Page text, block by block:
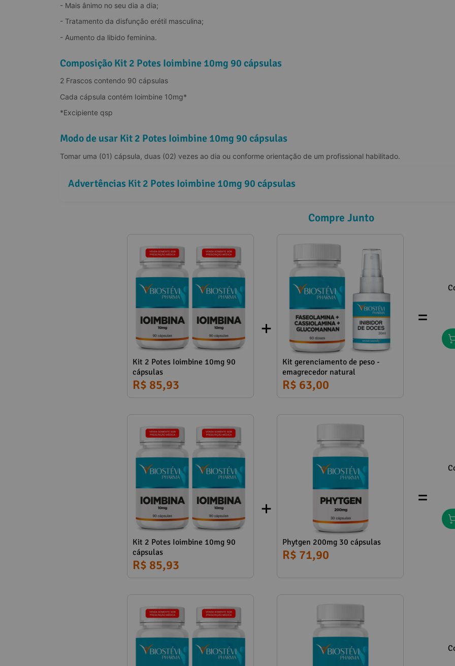
- Mais ânimo no seu dia a dia;
- Tratamento da disfunção erétil masculina;
- Aumento da libido feminina.
Composição Kit 2 Potes Ioimbine 10mg 90 cápsulas
2 Frascos contendo 90 cápsulas
Cada cápsula contém Ioimbine 10mg*
*Excipiente qsp
Modo de usar Kit 2 Potes Ioimbine 10mg 90 cápsulas
Tomar uma (01) cápsula, duas (02) vezes ao dia ou conforme orientação de um profissional habilitado.
Advertências Kit 2 Potes Ioimbine 10mg 90 cápsulas
Compre Junto
Kit 2 Potes Ioimbine 10mg 90
cápsulas
R$ 85,93
Kit gerenciamento de peso -
emagrecedor natural
R$ 63,00
=
Kit 2 Potes Ioimbine 10mg 90
cápsulas
R$ 85,93
Phytgen 200mg 30 cápsulas
R$ 71,90
=